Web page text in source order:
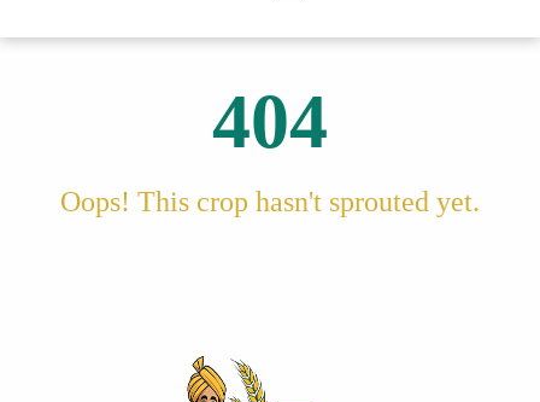
404
Oops! This crop hasn't sprouted yet.